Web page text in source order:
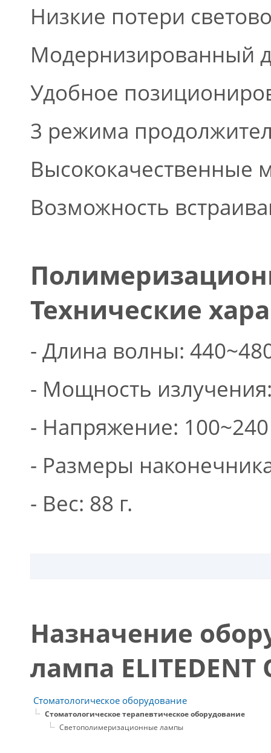
Низкие потери
Модернизированный
Удобное
3 режима
Высококачественные
Возможность
Технические
- Длина волны:
- Мощность
- Напряжение:
- Размеры
- Вес: 88 г.
Назначение
лампа ELITEDENT
Стоматологическое оборудование
Стоматологическое терапевтическое оборудование
Светополимеризационные лампы